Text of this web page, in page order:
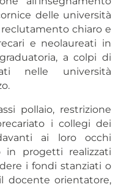
delle università
chiaro e
e neolaureati in
a colpi di
nelle università
pollaio, restrizione
i collegi dei
ai loro occhi
in progetti realizzati
i fondi stanziati o
docente orientatore,